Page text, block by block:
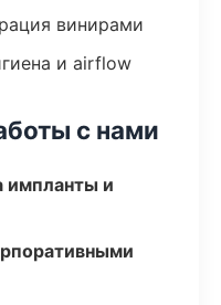
винирами
и airflow
с нами
импланты и